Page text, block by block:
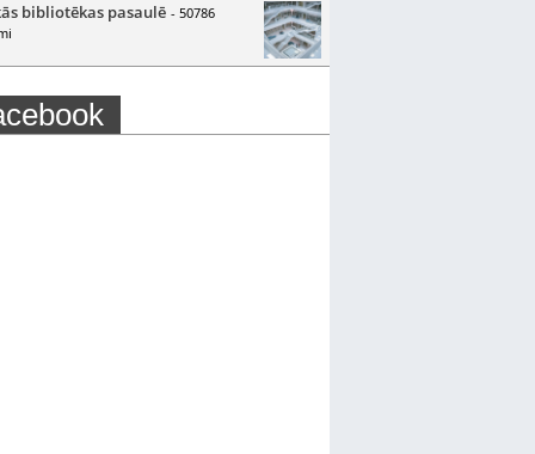
bibliotēkas pasaulē - 50786